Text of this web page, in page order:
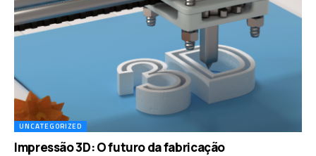
UNCATEGORIZED
Impressão 3D: O futuro da fabricação